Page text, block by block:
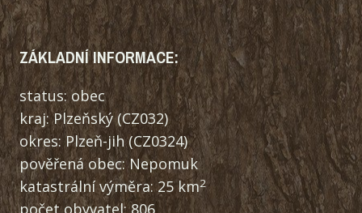
ZÁKLADNÍ INFORMACE:
status: obec
kraj: Plzeňský (CZ032)
okres: Plzeň-jih (CZ0324)
pověřená obec: Nepomuk
katastrální výměra: 25 km2